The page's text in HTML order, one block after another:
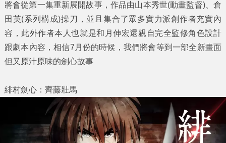
將會從第一集重新展開故事，作品由山本秀世(動畫監督)、倉
田英(系列構成)操刀，並且集合了眾多實力派創作者充實內
容，此外作者本人也就是和月伸宏還親自完全監修角色設計
跟劇本內容，相信7月份的時候，我們將會等到一部全新畫面
但又原汁原味的劍心故事
緋村劍心：齊藤壯馬